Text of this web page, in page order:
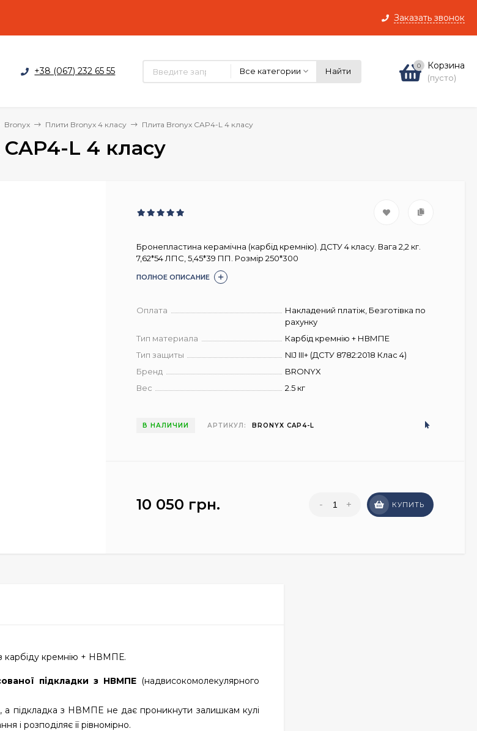
Заказать звонок
+38 (067) 232 65 55 Все категории Найти
0 Корзина
(пусто)
Bronyx Плити Bronyx 4 класу Плита Bronyx CAP4-L 4 класу
L 4 класу
Бронепластина керамічна (карбід кремнію). ДСТУ 4 класу. Вага 2,2 кг.
7,62*54 ЛПС, 5,45*39 ПП. Розмір 250*300
ПОЛНОЕ ОПИСАНИЕ
Оплата
Накладений платіж, Безготівка по
рахунку
Тип материала
Карбід кремнію + НВМПЕ
Тип защиты
NIJ III+ (ДСТУ 8782:2018 Клас 4)
Бренд
BRONYX
Вес
2.5 кг
В НАЛИЧИИ АРТИКУЛ: BRONYX CAP4-L
10 050 грн. - + КУПИТЬ
карбіду кремнію + НВМПЕ.
підкладки з НВМПЕ (надвисокомолекулярного
а підкладка з НВМПЕ не дає проникнути залишкам кулі
і розподіляє її рівномірно.